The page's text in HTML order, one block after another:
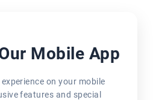
Mobile App
on your mobile
features and special